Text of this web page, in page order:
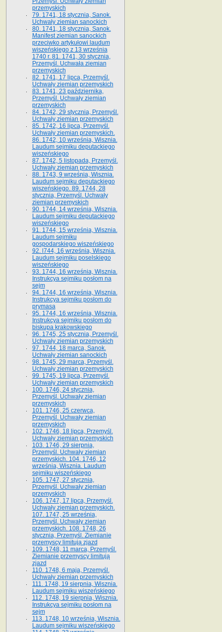
przemyskich
79. 1741, 18 stycznia, Sanok.
Uchwały ziemian sanockich
80. 1741, 18 stycznia, Sanok.
Manifest ziemian sanockich
przeciwko artykułowi laudum
wiszeńskiego z 13 wrze­śnia
1740 r. 81. 1741, 30 stycznia,
Przemyśl. Uchwała ziemian
przemyskich
82. 1741, 17 lipca, Przemyśl.
Uchwały ziemian przemyskich
83. 1741, 23 października,
Przemyśl. Uchwały ziemian
przemyskich
84. 1742, 29 stycznia, Przemyśl.
Uchwały ziemian przemyskich
85. 1742, 16 lipca, Przemyśl.
Uchwały ziemian przemyskich.
86. 1742, 10 września, Wisznia.
Laudum sejmiku deputackiego
wiszeńskiego
87. 1742, 5 listopada, Przemyśl.
Uchwały ziemian przemyskich
88. 1743, 9 września, Wisznia.
Laudum sejmiku deputackiego
wiszeńskiego. 89. 1744, 28
stycznia, Przemyśl. Uchwały
ziemian przemyskich
90. 1744, 14 września, Wisznia.
Laudum sejmiku deputackiego
wiszeńskiego
91. 1744, 15 września, Wisznia.
Laudum sejmiku
gospodarskiego wiszeńskiego
92. l744, 16 września, Wisznia.
Laudum sejmiku poselskiego
wiszeńskiego
93. 1744, 16 września, Wisznia.
Instrukcya sejmiku posłom na
sejm
94. 1744, 16 września, Wisznia.
Instrukcya sejmiku posłom do
prymasa
95. 1744, 16 września, Wisznia.
Instrukcya sejmiku posłom do
biskupa krakowskiego
96. 1745, 25 stycznia, Przemyśl.
Uchwały ziemian przemyskich
97. 1744, 18 marca, Sanok.
Uchwały ziemian sanockich
98. 1745, 29 marca, Przemyśl.
Uchwały ziemian przemyskich
99. 1745, 19 lipca, Przemyśl.
Uchwały ziemian przemyskich
100. 1746, 24 stycznia,
Przemyśl. Uchwały ziemian
przemyskich
101. 1746, 25 czerwca,
Przemyśl. Uchwały ziemian
przemyskich
102. 1746, 18 lipca, Przemyśl.
Uchwały ziemian przemyskich
103. 1746, 29 sierpnia,
Przemyśl. Uchwały ziemian
przemyskich. 104. 1746, 12
września, Wisznia. Laudum
sejmiku wiszeńskiego
105. 1747, 27 stycznia,
Przemyśl. Uchwały ziemian
przemyskich
106. 1747, 17 lipca, Przemyśl.
Uchwały ziemian przemyskich.
107. 1747, 25 września,
Przemyśl. Uchwały ziemian
przemyskich. 108. 1748, 26
stycznia, Przemyśl. Ziemianie
przemyscy limitują zjazd
109. 1748, 11 marca, Przemyśl.
Ziemianie przemyscy limitują
zjazd
110. 1748, 6 maja, Przemyśl.
Uchwały ziemian przemyskich
111. 1748, 19 sierpnia, Wisznia.
Laudum sejmiku wiszeńskiego
112. 1748, 19 sierpnia, Wisznia.
Instrukcya sejmiku posłom na
sejm
113. 1748, 10 września, Wisznia.
Laudum sejmiku wiszeńskiego